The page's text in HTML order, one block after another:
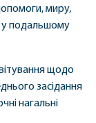
миру,
у подальшому
щодо
засідання
нагальні